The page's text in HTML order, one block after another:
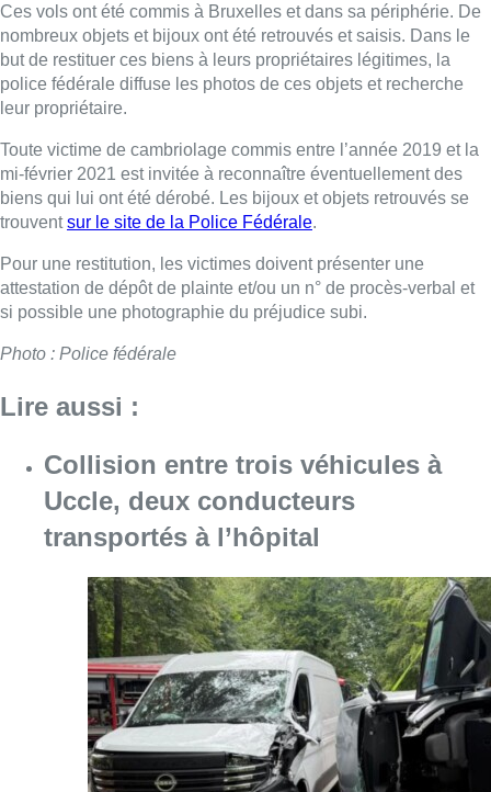
Ces vols ont été commis à Bruxelles et dans sa périphérie. De
nombreux objets et bijoux ont été retrouvés et saisis. Dans le
but de restituer ces biens à leurs propriétaires légitimes, la
police fédérale diffuse les photos de ces objets et recherche
leur propriétaire.
Toute victime de cambriolage commis entre l’année 2019 et la
mi-février 2021 est invitée à reconnaître éventuellement des
biens qui lui ont été dérobé. Les bijoux et objets retrouvés se
trouventsur le site de la Police Fédérale.
Pour une restitution, les victimes doivent présenter une
attestation de dépôt de plainte et/ou un n° de procès-verbal et
si possible une photographie du préjudice subi.
Photo : Police fédérale
Lire aussi :
Collision entre trois véhicules à
Uccle, deux conducteurs
transportés à l’hôpital